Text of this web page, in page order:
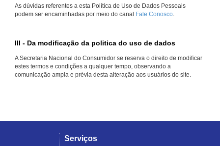
As dúvidas referentes a esta Política de Uso de Dados Pessoais
podem ser encaminhadas por meio do canal Fale Conosco.
III - Da modificação da politica do uso de dados
A Secretaria Nacional do Consumidor se reserva o direito de modificar
estes termos e condições a qualquer tempo, observando a
comunicação ampla e prévia desta alteração aos usuários do site.
Serviços